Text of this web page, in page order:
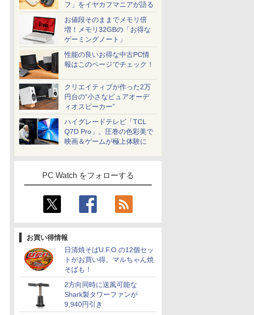
フ」をイヤカフマニアが語る
お値段そのままでメモリ倍
増！メモリ32GBの「お得な
ゲーミングノート」
性能の良いお得な中古PC情
報はこのページでチェック！
クリエイティブが作った2万
円台の“小さなピュアオーデ
ィオスピーカー”
ハイグレードテレビ「TCL
Q7D Pro」。圧巻の色彩美で
映画＆ゲームが極上体験に
PC Watch をフォローする
お買い得情報
日清焼そばU.F.O.の12個セッ
トがお買い得。マルちゃん焼
そばも！
2方向同時に送風可能な
Shark製タワーファンが
9,940円引き